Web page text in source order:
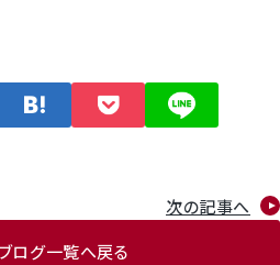
ログ一覧へ戻る
次の記事へ